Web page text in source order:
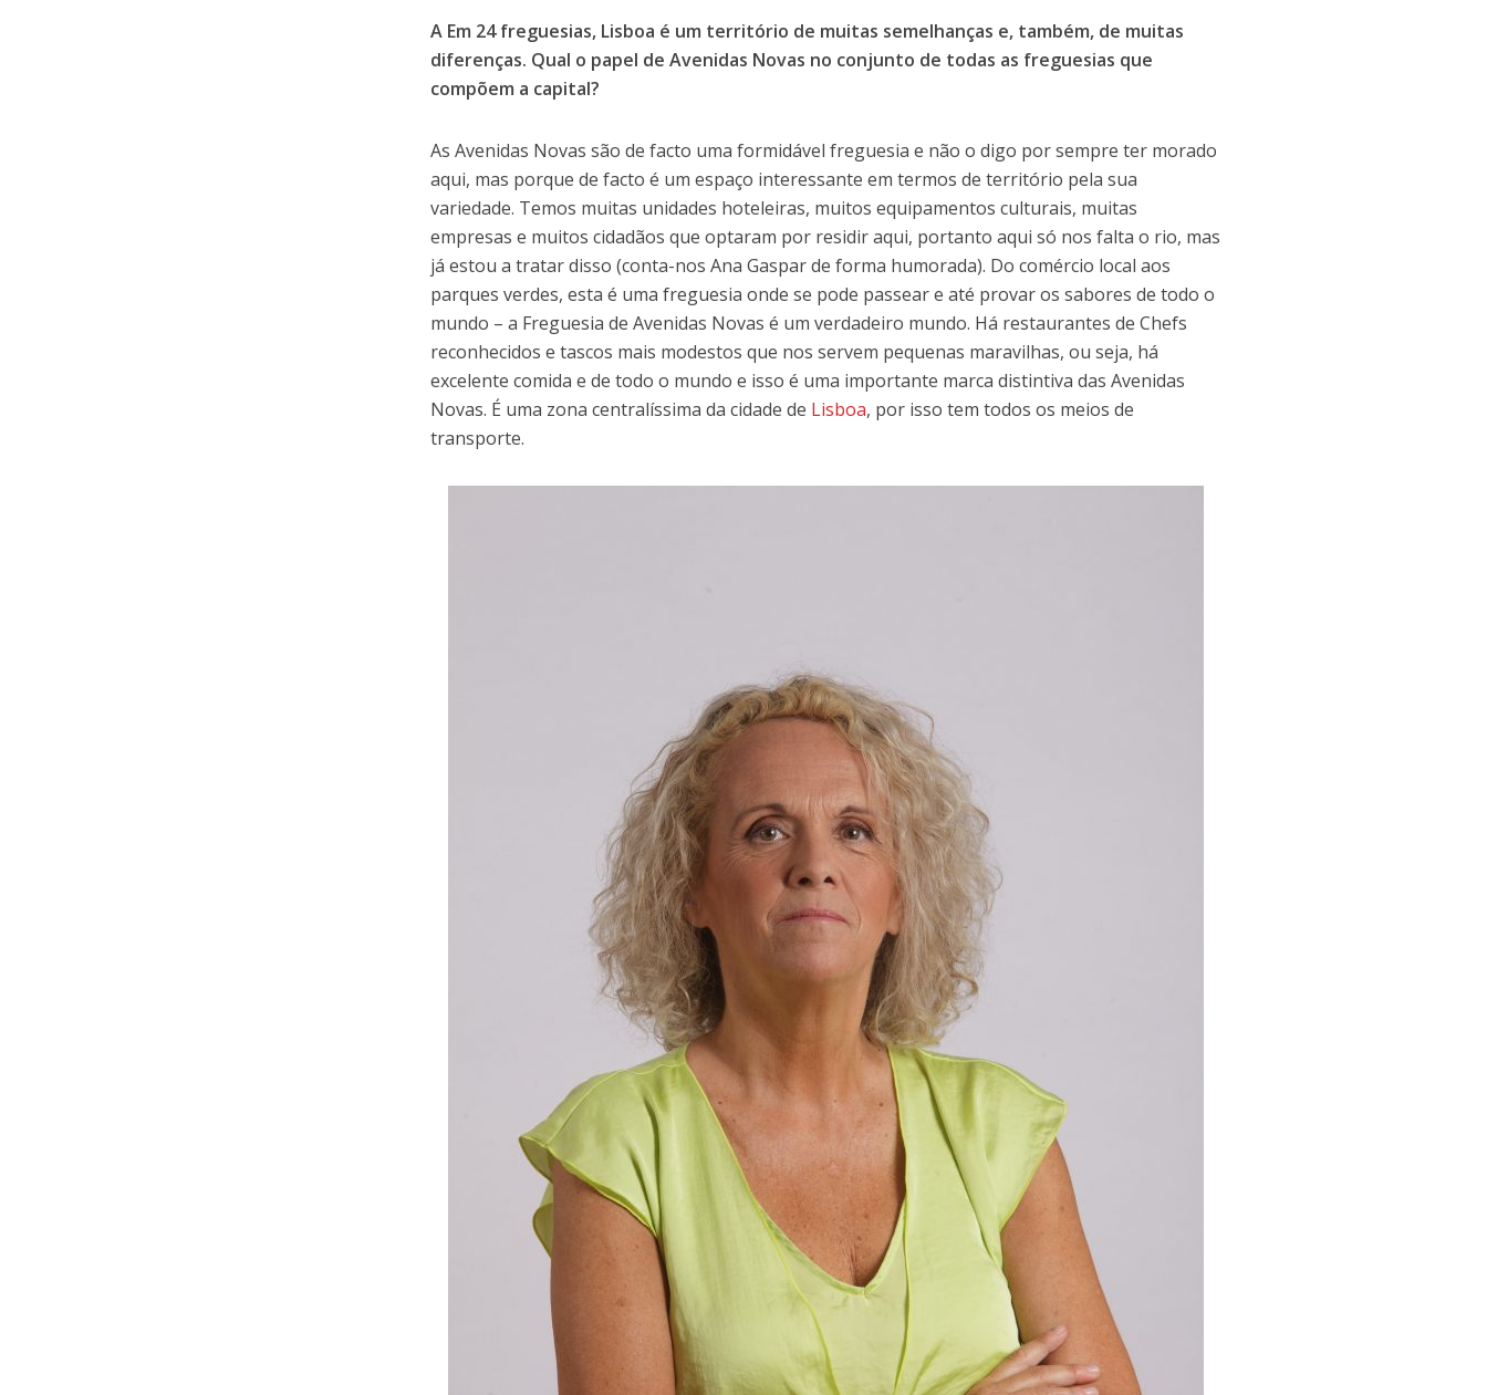
A Em 24 freguesias, Lisboa é um território de muitas semelhanças e, também, de muitas
diferenças. Qual o papel de Avenidas Novas no conjunto de todas as freguesias que
compõem a capital?
As Avenidas Novas são de facto uma formidável freguesia e não o digo por sempre ter morado
aqui, mas porque de facto é um espaço interessante em termos de território pela sua
variedade. Temos muitas unidades hoteleiras, muitos equipamentos culturais, muitas
empresas e muitos cidadãos que optaram por residir aqui, portanto aqui só nos falta o rio, mas
já estou a tratar disso (conta-nos Ana Gaspar de forma humorada). Do comércio local aos
parques verdes, esta é uma freguesia onde se pode passear e até provar os sabores de todo o
mundo – a Freguesia de Avenidas Novas é um verdadeiro mundo. Há restaurantes de Chefs
reconhecidos e tascos mais modestos que nos servem pequenas maravilhas, ou seja, há
excelente comida e de todo o mundo e isso é uma importante marca distintiva das Avenidas
Novas. É uma zona centralíssima da cidade de Lisboa, por isso tem todos os meios de
transporte.